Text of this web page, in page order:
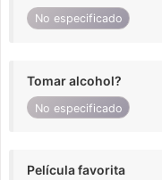
No especificado
Tomar alcohol?
No especificado
Película favorita